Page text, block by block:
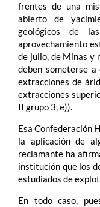
frentes de una
abierto de
geológicos de
aprovechamiento
de julio, de Minas y
deben someterse
extracciones de
extracciones
II grupo 3, e)).
Esa Confederación
la aplicación de
reclamante ha
institución que los
estudiados de
En todo caso,